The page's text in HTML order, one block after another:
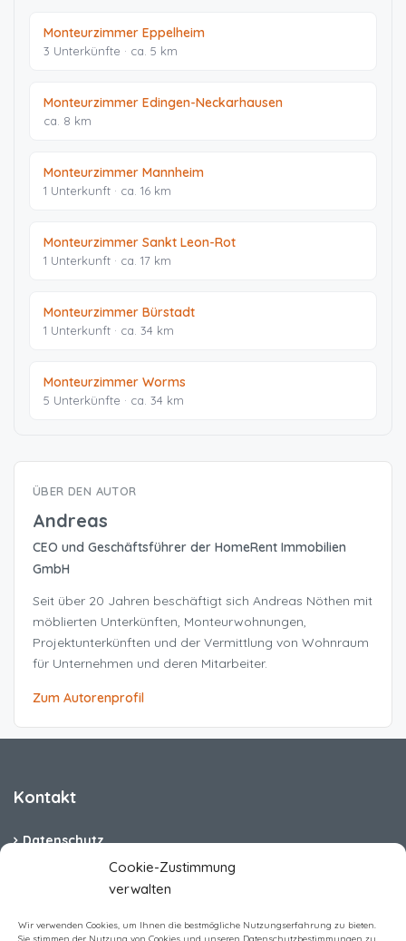
Cookie-Zustimmung
verwalten
Wir verwenden Cookies, um Ihnen die bestmögliche Nutzungserfahrung zu bieten.
Monteurzimmer Eppelheim
3 Unterkünfte · ca. 5 km
Monteurzimmer Edingen-Neckarhausen
ca. 8 km
Monteurzimmer Mannheim
1 Unterkunft · ca. 16 km
Monteurzimmer Sankt Leon-Rot
1 Unterkunft · ca. 17 km
Monteurzimmer Bürstadt
1 Unterkunft · ca. 34 km
Monteurzimmer Worms
5 Unterkünfte · ca. 34 km
ÜBER DEN AUTOR
Andreas
CEO und Geschäftsführer der HomeRent Immobilien
GmbH
Seit über 20 Jahren beschäftigt sich Andreas Nöthen mit
möblierten Unterkünften, Monteurwohnungen,
Projektunterkünften und der Vermittlung von Wohnraum
für Unternehmen und deren Mitarbeiter.
Zum Autorenprofil
Kontakt
Datenschutz
Cookie-Richtlinie (EU)
Barrierefreiheit